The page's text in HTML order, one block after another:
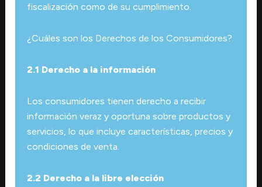
fiscalización como de su cumplimiento.
¿Cuáles son los Derechos de los Consumidores?
2.1 Derecho a la información
Los consumidores tienen derecho a recibir
información veraz y oportuna sobre productos y
servicios, lo que incluye características, precios y
condiciones de venta.
2.2 Derecho a la libre elección